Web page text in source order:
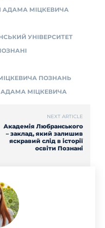
АДАМА МІЦКЕВИЧА
УНІВЕРСИТЕТ
ПОЗНАНЬ
АДАМА МІЦКЕВИЧА
NEXT ARTICLE
Академія Любранського
– заклад, який залишив
яскравий слід в історії
освіти Познані